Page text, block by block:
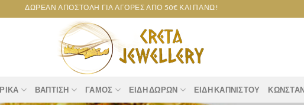
ΔΩΡΕΆΝ ΑΠΟΣΤΟΛΉ ΓΙΑ ΑΓΟΡΈΣ ΑΠΌ 50€ ΚΑΙ ΠΆΝΩ!
ΒΆΠΤΙΣΗ ΓΆΜΟΣ ΕΊΔΗ ΔΏΡΩΝ ΕΊΔΗ ΚΑΠΝΙΣΤΟΎ